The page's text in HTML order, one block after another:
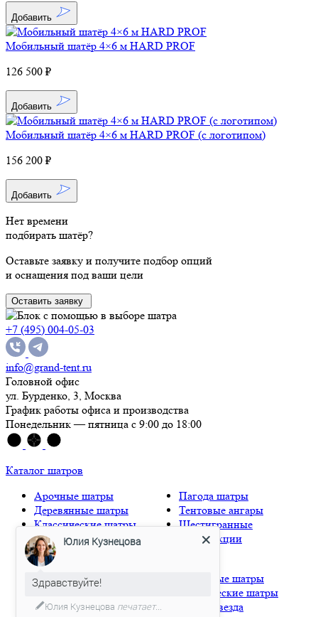
Добавить
Мобильный шатёр 4×6 м HARD PROF
126 500 ₽
Добавить
Мобильный шатёр 4×6 м HARD PROF (с логотипом)
156 200 ₽
Добавить
Нет времени
подбирать шатёр?
Оставьте заявку и получите подбор опций
и оснащения под ваши цели
Оставить заявку
+7 (495) 004-05-03
info@grand-tent.ru
Головной офис
ул. Бурденко, 3, Москва
График работы офиса и производства
Понедельник — пятница с 9:00 до 18:00
Каталог шатров
Арочные шатры
Деревянные шатры
Классические шатры
Мембранные шатры
Надувные шатры
Пагода шатры
Тентовые ангары
Шестигранные
конструкции
Глэмпинг
Каскадные шатры
Купольные конструкции
Натяжные шатры
Сферические шатры
Шатер звезда
Юлия Кузнецова
Здравствуйте!
Юлия Кузнецова печатает...